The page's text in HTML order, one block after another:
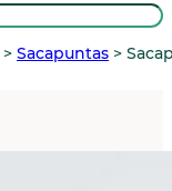
> Sacapuntas >